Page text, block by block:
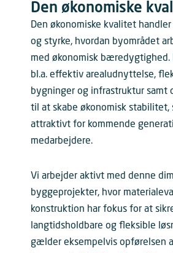
Den økonomiske
Den økonomiske kvalitet
og styrke, hvordan byområdet
med økonomisk
bl.a. effektiv arealudnyttelse,
bygninger og infrastruktur samt
til at skabe økonomisk stabilitet,
attraktivt for kommende
medarbejdere.
Vi arbejder aktivt med denne
byggeprojekter, hvor
konstruktion har fokus for at
langtidsholdbare og fleksible
gælder eksempelvis opførelsen